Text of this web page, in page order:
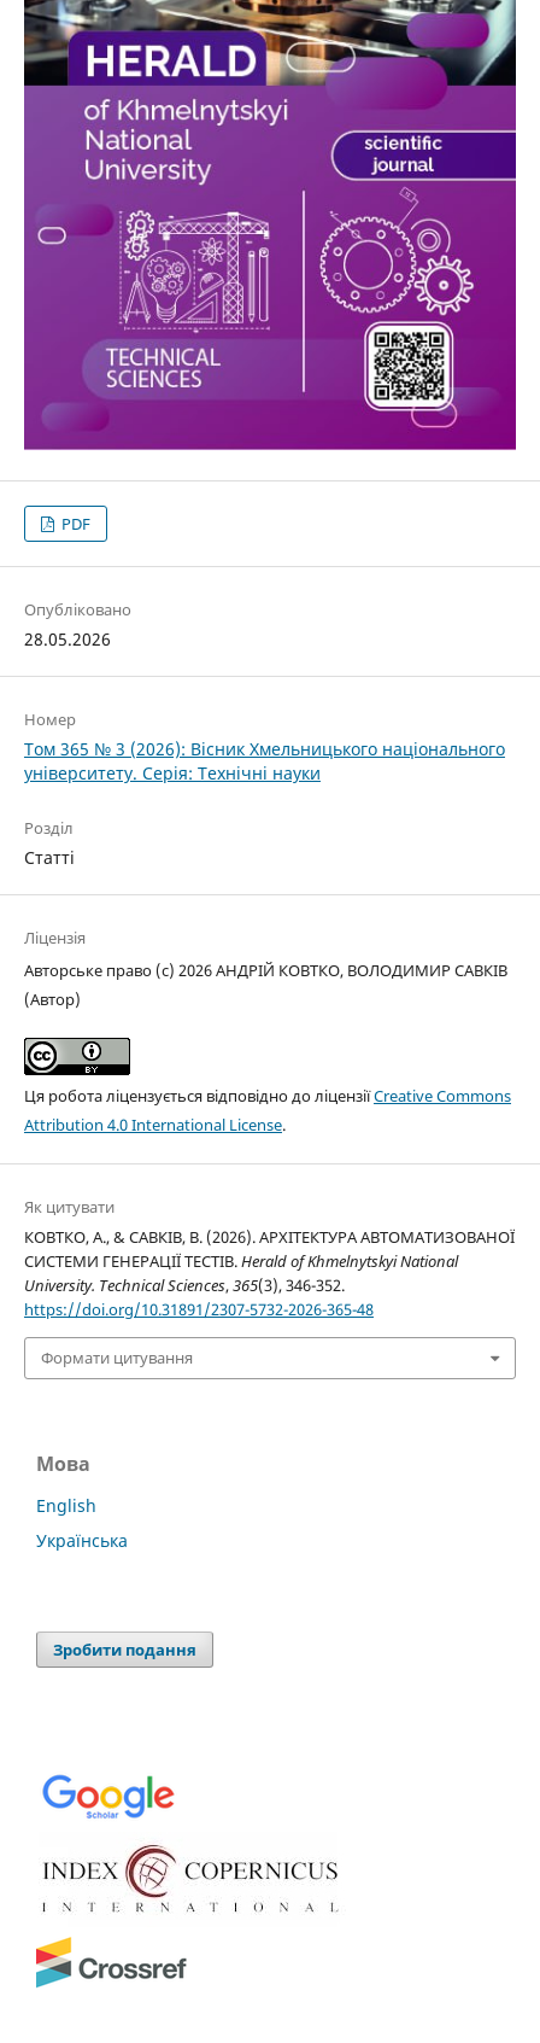
PDF
Опубліковано
28.05.2026
Номер
Том 365 № 3 (2026): Вісник Хмельницького національного
університету. Серія: Технічні науки
Розділ
Статті
Ліцензія
Авторське право (c) 2026 АНДРІЙ КОВТКО, ВОЛОДИМИР САВКІВ
(Автор)
Ця робота ліцензується відповідно до ліцензіїCreative Commons
Attribution 4.0 International License.
Як цитувати
КОВТКО, А., & САВКІВ, В. (2026). АРХІТЕКТУРА АВТОМАТИЗОВАНОЇ
СИСТЕМИ ГЕНЕРАЦІЇ ТЕСТІВ.Herald of Khmelnytskyi National
University. Technical Sciences,365(3), 346-352.
https://doi.org/10.31891/2307-5732-2026-365-48
Формати цитування
Мова
English
Українська
Зробити подання